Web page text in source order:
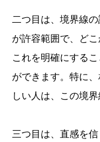
二つ目は、境界線
が許容範囲で、ど
これを明確にする
ができます。特に
しい人は、この境
三つ目は、直感を